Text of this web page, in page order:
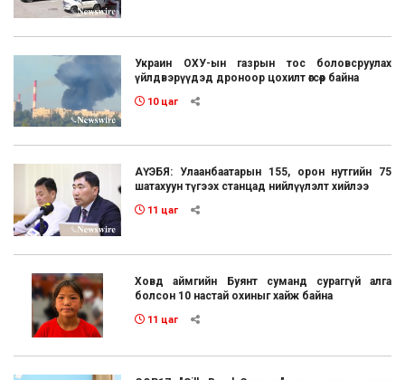
Украин ОХУ-ын газрын тос боловсруулах
үйлдвэрүүдэд дроноор цохилт өгсөөр байна
10 цаг
АҮЭБЯ: Улаанбаатарын 155, орон нутгийн 75
шатахуун түгээх станцад нийлүүлэлт хийлээ
11 цаг
Ховд аймгийн Буянт суманд сураггүй алга
болсон 10 настай охиныг хайж байна
11 цаг